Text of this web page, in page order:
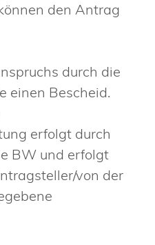
den Antrag
durch die
einen Bescheid.
erfolgt durch
BW und erfolgt
von der